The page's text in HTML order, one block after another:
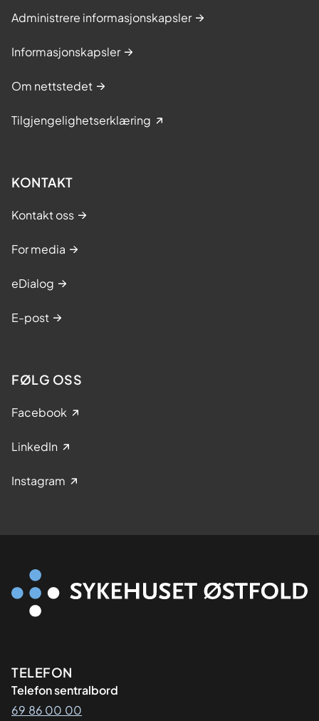
Administrere informasjonskapsler
Informasjonskapsler
Om nettstedet
Tilgjengelighetserklæring
KONTAKT
Kontakt oss
For media
eDialog
E-post
FØLG OSS
Facebook
LinkedIn
Instagram
Kontaktinformasjon
TELEFON
Telefon sentralbord
69 86 00 00